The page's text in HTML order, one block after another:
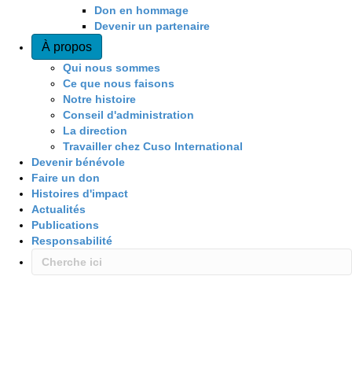
Don en hommage
Devenir un partenaire
À propos
Qui nous sommes
Ce que nous faisons
Notre histoire
Conseil d'administration
La direction
Travailler chez Cuso International
Devenir bénévole
Faire un don
Histoires d'impact
Actualités
Publications
Responsabilité